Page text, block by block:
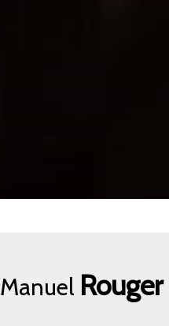
Manuel Rouger